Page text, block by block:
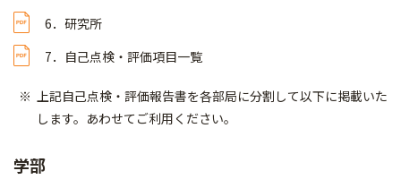
6．研究所
7．自己点検・評価項目一覧
上記自己点検・評価報告書を各部局に分割して以下に掲載いた
します。あわせてご利用ください。
学部